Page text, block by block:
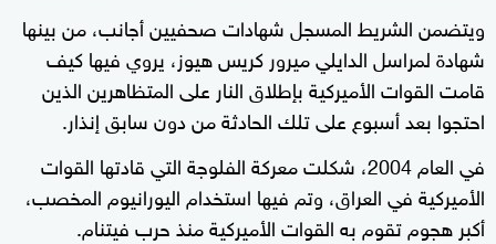
ويتضمن الشريط المسجل شهادات صحفيين أجانب، من بينها
شهادة لمراسل الدايلي ميرور كريس هيوز، يروي فيها كيف
قامت القوات الأميركية بإطلاق النار على المتظاهرين الذين
احتجوا بعد أسبوع على تلك الحادثة من دون سابق إنذار.
في العام 2004، شكلت معركة الفلوجة التي قادتها القوات
الأميركية في العراق، وتم فيها استخدام اليورانيوم المخصب،
أكبر هجوم تقوم به القوات الأميركية منذ حرب فيتنام.